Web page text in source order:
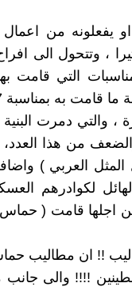
يفعلونه من
، وتتحول الى
التي قامت
بمناسبة 7 / اكتوبر / 2024 !!
والتي دمرت البنية
القتلى ، والضعف من هذا
العربي )
لكوادرهم
اجلها قامت ( حماس
!! ان مطاليب
!!!! والى